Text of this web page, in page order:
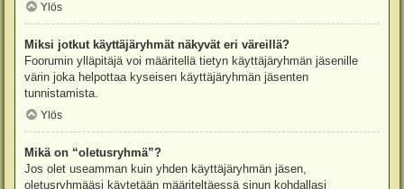
Ylös
Miksi jotkut käyttäjäryhmät näkyvät eri väreillä?
Foorumin ylläpitäjä voi määritellä tietyn käyttäjäryhmän jäsenille
värin joka helpottaa kyseisen käyttäjäryhmän jäsenten
tunnistamista.
Ylös
Mikä on “oletusryhmä”?
Jos olet useamman kuin yhden käyttäjäryhmän jäsen,
oletusryhmääsi käytetään määriteltäessä sinun kohdallasi